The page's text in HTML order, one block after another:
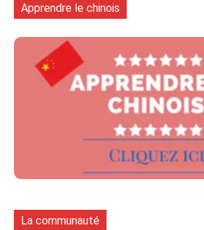
Apprendre le chinois
La communauté